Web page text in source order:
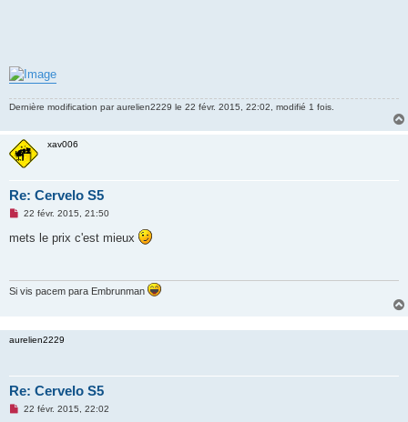
Dernière modification paraurelien2229 le 22 févr. 2015, 22:02, modifié 1 fois.
xav006
Re: Cervelo S5
M
s
s
n
u
22 févr. 2015, 21:50
mets le prix c'est mieux
Si vis pacem para Embrunman
aurelien2229
Re: Cervelo S5
M22 févr. 2015, 22:02